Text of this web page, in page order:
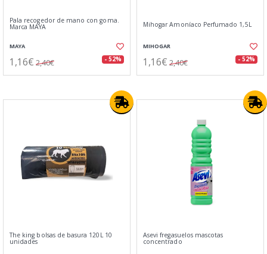
Pala recogedor de mano con goma.
Marca MAYA
MAYA
1,16€ 2,40€ - 52%
Mihogar Amoníaco Perfumado 1,5L
MIHOGAR
1,16€ 2,40€ - 52%
The king bolsas de basura 120L 10
unidades
Asevi fregasuelos mascotas
concentrado